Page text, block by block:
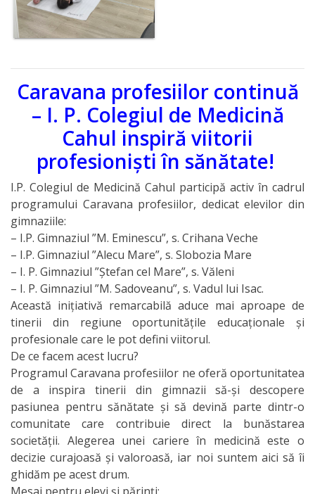
Caravana profesiilor continuă
– I. P. Colegiul de Medicină
Cahul inspiră viitorii
profesioniști în sănătate!
I.P. Colegiul de Medicină Cahul participă activ în cadrul
programului Caravana profesiilor, dedicat elevilor din
gimnaziile:
– I.P. Gimnaziul ”M. Eminescu”, s. Crihana Veche
– I.P. Gimnaziul ”Alecu Mare”, s. Slobozia Mare
– I. P. Gimnaziul ”Ștefan cel Mare”, s. Văleni
– I. P. Gimnaziul ”M. Sadoveanu”, s. Vadul lui Isac.
Această inițiativă remarcabilă aduce mai aproape de
tinerii din regiune oportunitățile educaționale și
profesionale care le pot defini viitorul.
De ce facem acest lucru?
Programul Caravana profesiilor ne oferă oportunitatea
de a inspira tinerii din gimnazii să-și descopere
pasiunea pentru sănătate și să devină parte dintr-o
comunitate care contribuie direct la bunăstarea
societății. Alegerea unei cariere în medicină este o
decizie curajoasă și valoroasă, iar noi suntem aici să îi
ghidăm pe acest drum.